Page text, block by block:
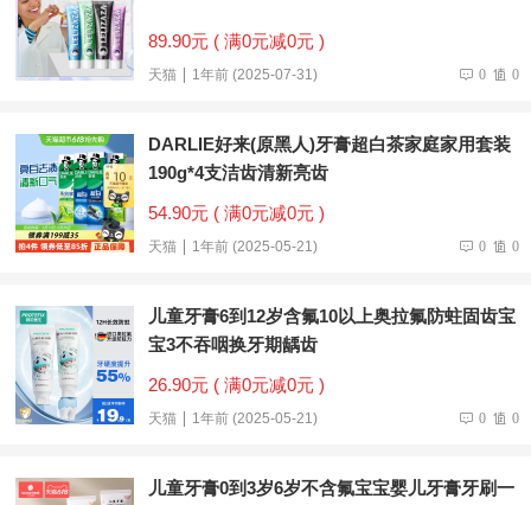
89.90元 ( 满0元减0元 )
天猫 1年前 (2025-07-31) 0 0
DARLIE好来(原黑人)牙膏超白茶家庭家用套装
190g*4支洁齿清新亮齿
54.90元 ( 满0元减0元 )
天猫 1年前 (2025-05-21) 0 0
儿童牙膏6到12岁含氟10以上奥拉氟防蛀固齿宝
宝3不吞咽换牙期龋齿
26.90元 ( 满0元减0元 )
天猫 1年前 (2025-05-21) 0 0
儿童牙膏0到3岁6岁不含氟宝宝婴儿牙膏牙刷一